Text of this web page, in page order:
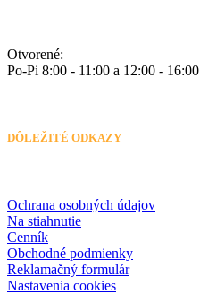
Otvorené:
Po-Pi 8:00 - 11:00 a 12:00 - 16:00
DÔLEŽITÉ ODKAZY
Ochrana osobných údajov
Na stiahnutie
Cenník
Obchodné podmienky
Reklamačný formulár
Nastavenia cookies